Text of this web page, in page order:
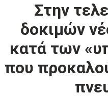
Στην
δοκιμών
κατά των
που